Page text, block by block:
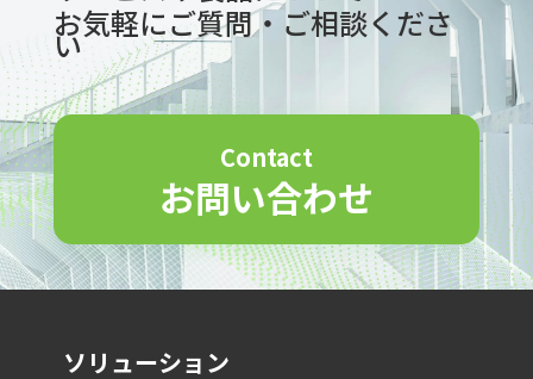
お気軽にご質問・ご相談くださ
い
Contact
お問い合わせ
ソリューション